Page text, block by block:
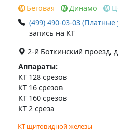
Беговая Динамо
(499) 490-03-03 (Платные
запись на КТ
2-й Боткинский проезд,
Аппараты:
КТ 128 срезов
КТ 16 срезов
КТ 160 срезов
КТ 2 среза
КТ щитовидной железы